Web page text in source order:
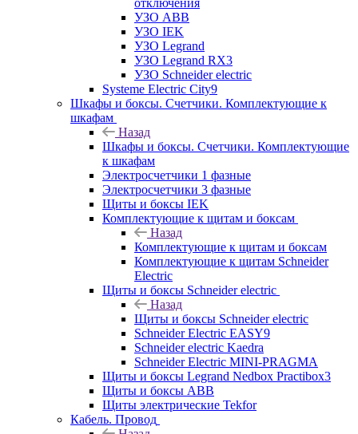
УЗО ABB
УЗО IEK
УЗО Legrand
УЗО Legrand RX3
УЗО Schneider electric
Systeme Electric City9
Шкафы и боксы. Счетчики. Комплектующие к
шкафам
Назад
Шкафы и боксы. Счетчики. Комплектующие
к шкафам
Электросчетчики 1 фазные
Электросчетчики 3 фазные
Щиты и боксы IEK
Комплектующие к щитам и боксам
Назад
Комплектующие к щитам и боксам
Комплектующие к щитам Schneider
Electric
Щиты и боксы Schneider electric
Назад
Щиты и боксы Schneider electric
Schneider Electric EASY9
Schneider electric Kaedra
Schneider Electric MINI-PRAGMA
Щиты и боксы Legrand Nedbox Practibox3
Щиты и боксы ABB
Щиты электрические Tekfor
Кабель. Провод